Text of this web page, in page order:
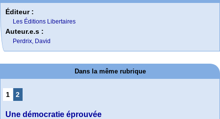
Éditeur :
Les Éditions Libertaires
Auteur.e.s :
Perdrix, David
Dans la même rubrique
1 2
Une démocratie éprouvée